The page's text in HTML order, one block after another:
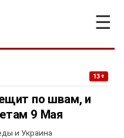
☰
13+
по швам, и
9 Мая
и Украина